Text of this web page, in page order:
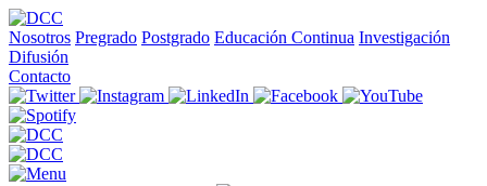
Nosotros Pregrado Postgrado Educación Continua Investigación
Difusión
Contacto